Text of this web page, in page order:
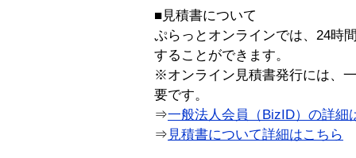
■見積書について
ぷらっとオンラインでは、24時
することができます。
※オンライン見積書発行には、
要です。
⇒一般法人会員（BizID）の詳細
⇒ 見積書について詳細はこちら